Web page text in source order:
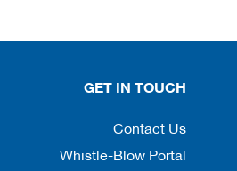
GET IN TOUCH
Contact Us
Whistle-Blow Portal